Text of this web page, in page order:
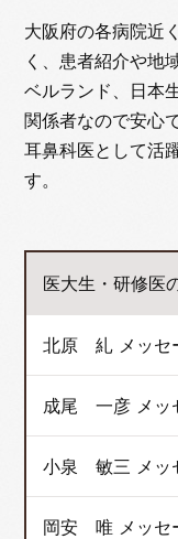
大阪府の各病院近
く、患者紹介や地
ベルランド、日本
関係者なので安心
耳鼻科医として活
す。
医大生・研修医
北原 糺 メッセ
成尾 一彦 メッ
小泉 敏三 メッ
岡安 唯 メッセ